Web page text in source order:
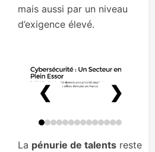
mais aussi par un niveau
d’exigence élevé.
❮ ❯
La pénurie de talents reste